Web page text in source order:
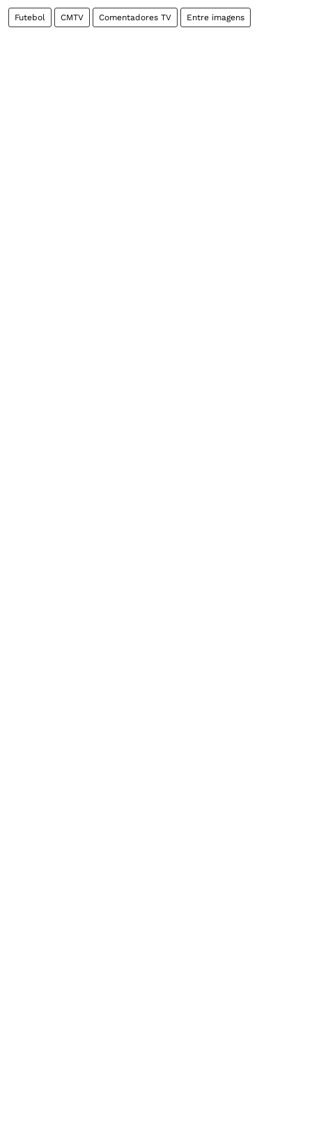
Futebol CMTV Comentadores TV Entre imagens